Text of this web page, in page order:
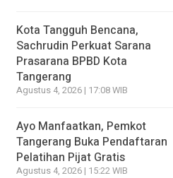
Kota Tangguh Bencana,
Sachrudin Perkuat Sarana
Prasarana BPBD Kota
Tangerang
Agustus 4, 2026 | 17:08 WIB
Ayo Manfaatkan, Pemkot
Tangerang Buka Pendaftaran
Pelatihan Pijat Gratis
Agustus 4, 2026 | 15:22 WIB